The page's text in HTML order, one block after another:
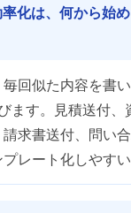
化は、何から始
毎回似た内容を書
ます。見積送付、
求書送付、問い
レート化しやすい